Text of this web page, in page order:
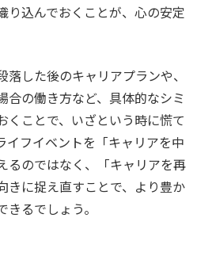
り込んでおくことが、心の安定
した後のキャリアプランや、
合の働き方など、具体的なシミ
くことで、いざという時に慌て
イフイベントを「キャリアを中
るのではなく、「キャリアを再
きに捉え直すことで、より豊か
るでしょう。